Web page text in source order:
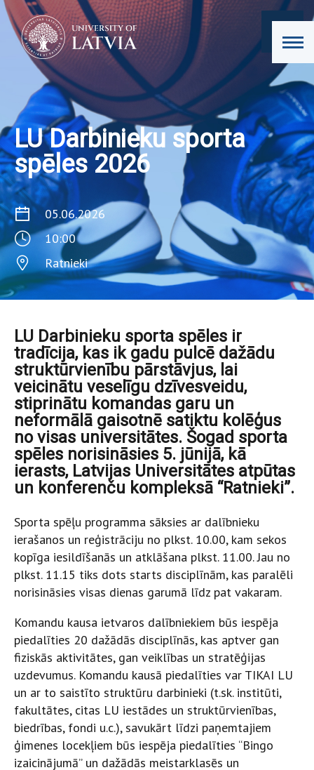
LU Darbinieku sporta
spēles 2026
05.06.2026
10:00
Ratnieki
LU Darbinieku sporta spēles ir
tradīcija, kas ik gadu pulcē dažādu
struktūrvienību pārstāvjus, lai
veicinātu veselīgu dzīvesveidu,
stiprinātu komandas garu un
neformālā gaisotnē satiktu kolēģus
no visas universitātes. Šogad sporta
spēles norisināsies 5. jūnijā, kā
ierasts, Latvijas Universitātes atpūtas
un konferenču kompleksā “Ratnieki”.
Sporta spēļu programma sāksies ar dalībnieku
ierašanos un reģistrāciju no plkst. 10.00, kam sekos
kopīga iesildīšanās un atklāšana plkst. 11.00. Jau no
plkst. 11.15 tiks dots starts disciplīnām, kas paralēli
norisināsies visas dienas garumā līdz pat vakaram.
Komandu kausa ietvaros dalībniekiem būs iespēja
piedalīties 20 dažādās disciplīnās, kas aptver gan
fiziskās aktivitātes, gan veiklības un stratēģijas
uzdevumus. Komandu kausā piedalīties var TIKAI LU
un ar to saistīto struktūru darbinieki (t.sk. institūti,
fakultātes, citas LU iestādes un struktūrvienības,
biedrības, fondi u.c.), savukārt līdzi paņemtajiem
ģimenes locekļiem būs iespēja piedalīties “Bingo
izaicinājumā” un dažādās meistarklasēs un